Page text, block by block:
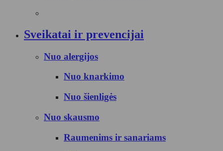
Sveikatai ir prevencijai
Nuo alergijos
Nuo knarkimo
Nuo šienligės
Nuo skausmo
Raumenims ir sanariams